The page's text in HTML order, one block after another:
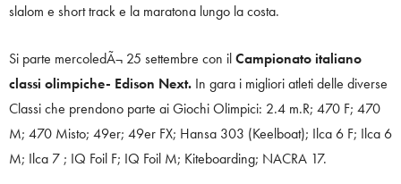
slalom e short track e la maratona lungo la costa.
Si parte mercoledÃ¬ 25 settembre con ilCampionato italiano
classi olimpiche- Edison Next. In gara i migliori atleti delle diverse
Classi che prendono parte ai Giochi Olimpici: 2.4 m.R; 470 F; 470
M; 470 Misto; 49er; 49er FX; Hansa 303 (Keelboat); Ilca 6 F; Ilca 6
M; Ilca 7 ; IQ Foil F; IQ Foil M; Kiteboarding; NACRA 17.